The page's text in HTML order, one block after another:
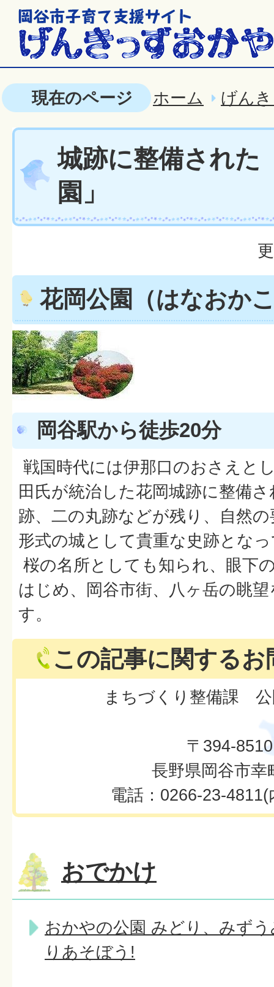
現在のページ ホーム げん
城跡に整備された
園」
花岡公園（はなおか
岡谷駅から徒歩20分
戦国時代には伊那口のおさえと
田氏が統治した花岡城跡に整備
跡、二の丸跡などが残り、自然
形式の城として貴重な史跡とな
桜の名所としても知られ、眼下
はじめ、岡谷市街、八ヶ岳の眺
す。
この記事に関するお
まちづくり整備課 公
〒394-8510
長野県岡谷市幸
電話：0266-23-
おでかけ
おかやの公園 みどり、みず
りあそぼう!